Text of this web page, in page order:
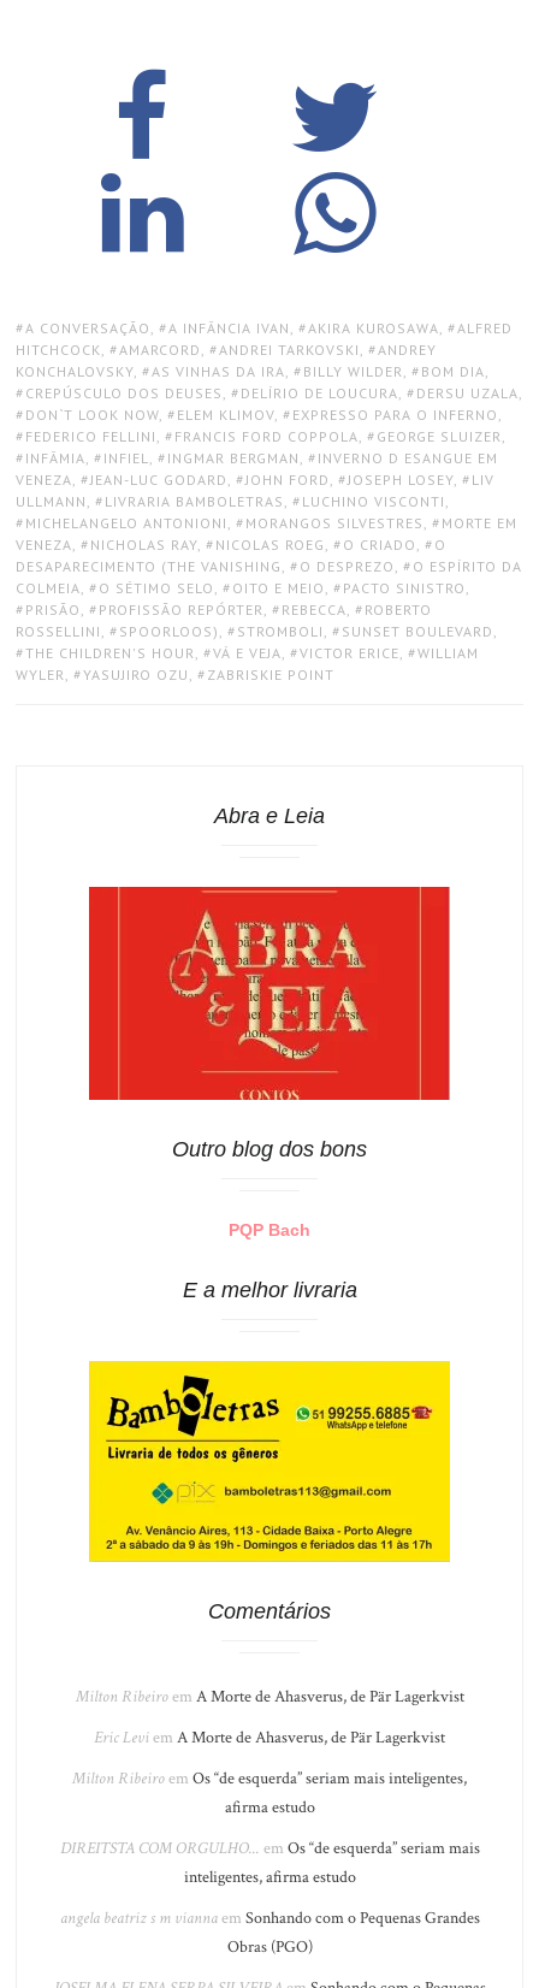
TAGS:
A CONVERSAÇÃO , A INFÂNCIA IVAN , AKIRA KUROSAWA, ALFRED
HITCHCOCK, AMARCORD , ANDREI TARKOVSKI , ANDREY
KONCHALOVSKY, AS VINHAS DA IRA, BILLY WILDER, BOM DIA,
CREPÚSCULO DOS DEUSES , DELÍRIO DE LOUCURA, DERSU UZALA,
DON`T LOOK NOW, ELEM KLIMOV, EXPRESSO PARA O INFERNO ,
FEDERICO FELLINI , FRANCIS FORD COPPOLA, GEORGE SLUIZER,
INFÂMIA, INFIEL, INGMAR BERGMAN , INVERNO D ESANGUE EM
VENEZA, JEAN-LUC GODARD , JOHN FORD , JOSEPH LOSEY, LIV
ULLMANN , LIVRARIA BAMBOLETRAS , LUCHINO VISCONTI ,
MICHELANGELO ANTONIONI , MORANGOS SILVESTRES , MORTE EM
VENEZA, NICHOLAS RAY, NICOLAS ROEG , O CRIADO , O
DESAPARECIMENTO (THE VANISHING , O DESPREZO , O ESPÍRITO DA
COLMEIA, O SÉTIMO SELO , OITO E MEIO , PACTO SINISTRO ,
PRISÃO , PROFISSÃO REPÓRTER, REBECCA, ROBERTO
ROSSELLINI , SPOORLOOS) , STROMBOLI , SUNSET BOULEVARD ,
THE CHILDREN'S HOUR, VÁ E VEJA, VICTOR ERICE, WILLIAM
WYLER, YASUJIRO OZU , ZABRISKIE POINT
Abra e Leia
Outro blog dos bons
PQP Bach
E a melhor livraria
Comentários
Milton Ribeiroem A Morte de Ahasverus, de Pär Lagerkvist
Eric Leviem A Morte de Ahasverus, de Pär Lagerkvist
Milton Ribeiroem Os “de esquerda” seriam mais inteligentes,
afirma estudo
DIREITSTA COM ORGULHO... em Os “de esquerda” seriam mais
inteligentes, afirma estudo
angela beatriz s m viannaem Sonhando com o Pequenas Grandes
Obras (PGO)